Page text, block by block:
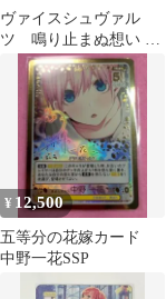
ヴァイスシュヴァル
ツ 鳴り止まぬ想い 中
野一花 SSP サイン
¥ 12,500
五等分の花嫁カード
中野一花SSP